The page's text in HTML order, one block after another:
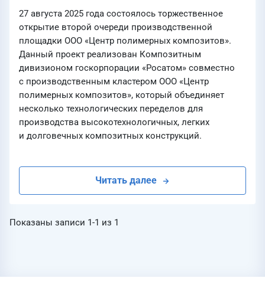
27 августа 2025 года состоялось торжественное
открытие второй очереди производственной
площадки ООО «Центр полимерных композитов».
Данный проект реализован Композитным
дивизионом госкорпорации «Росатом» совместно
с производственным кластером ООО «Центр
полимерных композитов», который объединяет
несколько технологических переделов для
производства высокотехнологичных, легких
и долговечных композитных конструкций.
Читать далее
Показаны записи 1-1 из 1